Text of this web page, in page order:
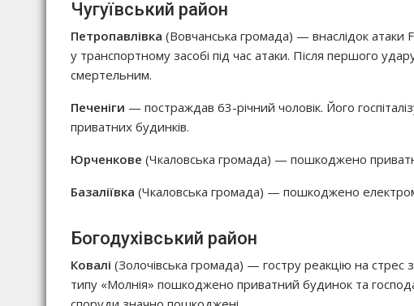
Чугуївський район
Петропавлівка (Вовчанська громада) — внаслідок атаки
у транспортному засобі під час атаки. Після першого
смертельним.
Печеніги — постраждав 63-річний чоловік. Його
приватних будинків.
Юрченкове (Чкаловська громада) — пошкоджено
Базаліївка (Чкаловська громада) — пошкоджено
Богодухівський район
Ковалі (Золочівська громада) — гостру реакцію на стрес
типу «Молнія» пошкоджено приватний будинок та